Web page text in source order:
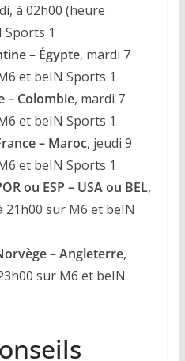
à 02h00 (heure
1
– Égypte, mardi 7
et beIN Sports 1
– Colombie, mardi 7
et beIN Sports 1
– Maroc, jeudi 9
et beIN Sports 1
ou ESP – USA ou BEL,
21h00 sur M6 et beIN
– Angleterre,
sur M6 et beIN